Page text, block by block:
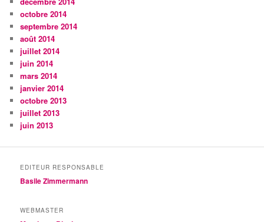
octobre 2014
septembre 2014
août 2014
juillet 2014
juin 2014
mars 2014
janvier 2014
octobre 2013
juillet 2013
juin 2013
EDITEUR RESPONSABLE
Basile Zimmermann
WEBMASTER